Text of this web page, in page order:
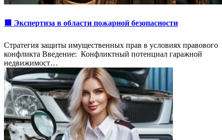
🟥 Экспертиза в области пожарной безопасности
Стратегия защиты имущественных прав в условиях правового
конфликта Введение: Конфликтный потенциал гаражной
недвижимост…